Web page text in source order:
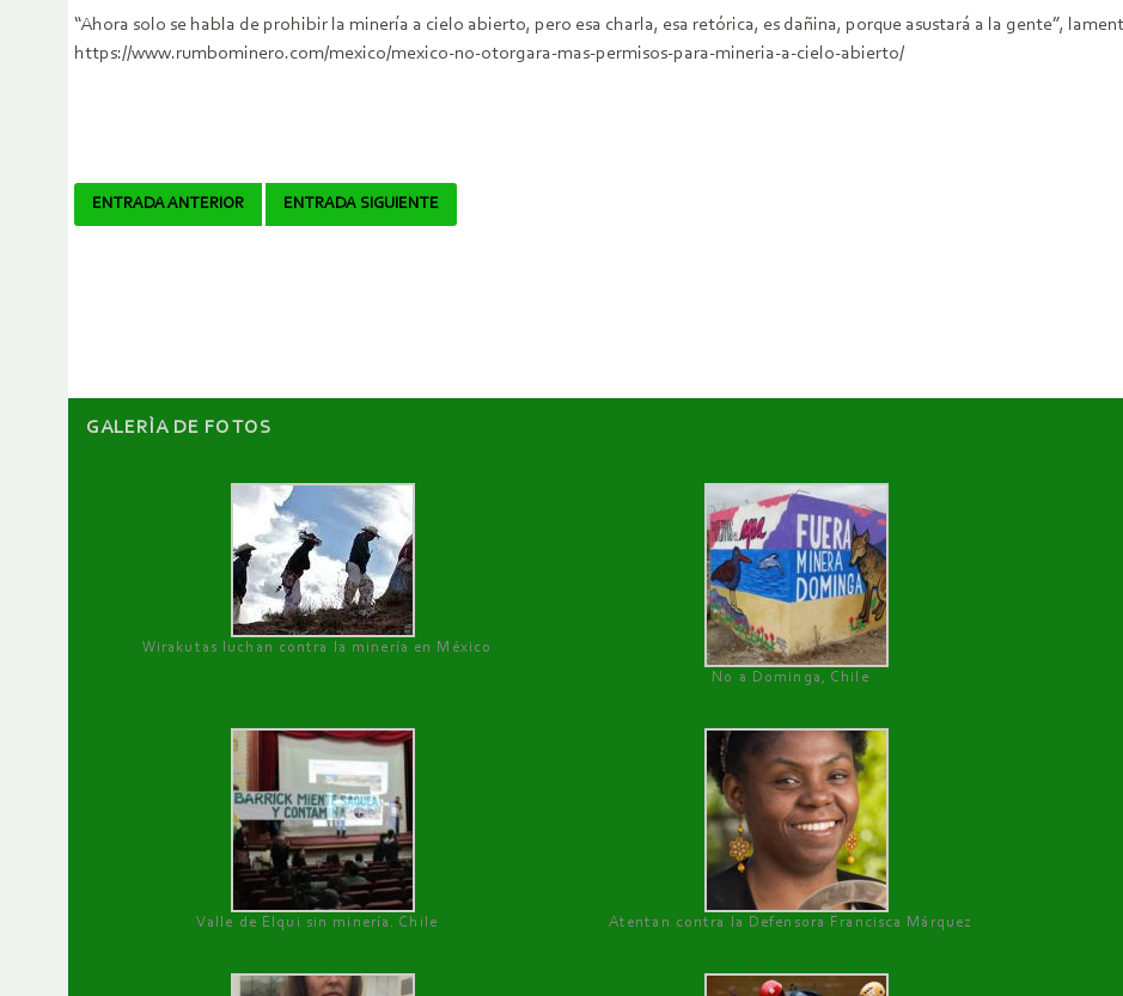
“Ahora solo se habla de prohibir la minería a cielo abierto, pero esa charla, esa retórica, es dañina, porque asustará a la gente”,
https://www.rumbominero.com/mexico/mexico-no-otorgara-mas-permisos-para-mineria-a-cielo-abierto/
Navegador
ENTRADA ANTERIOR ENTRADA SIGUIENTE
GALERÌA DE FOTOS
Wirakutas luchan contra la minería en México
No a Dominga, Chile
Valle de Elqui sin minería. Chile Atentan contra la Defensora Francisca Márquez